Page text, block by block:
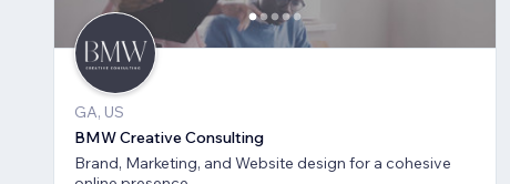
GA, US
BMW Creative Consulting
Brand, Marketing, and Website design for a cohesive